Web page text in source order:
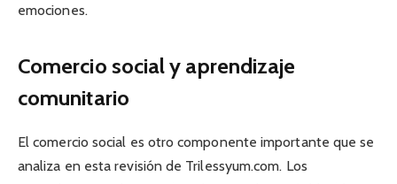
emociones.
Comercio social y aprendizaje
comunitario
El comercio social es otro componente importante que se
analiza en esta revisión de Trilessyum.com. Los